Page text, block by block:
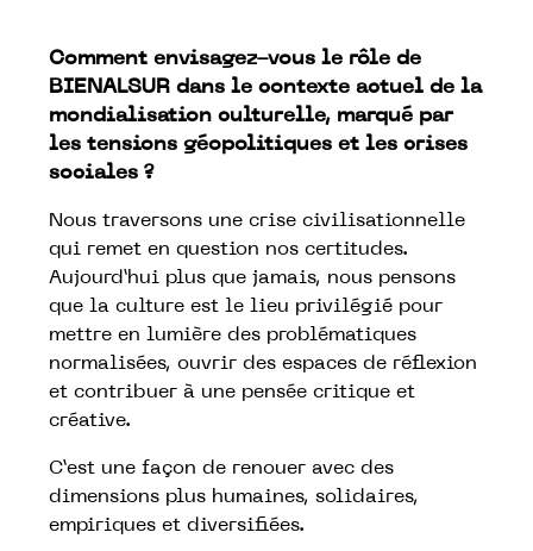
Comment envisagez-vous le rôle de
BIENALSUR dans le contexte actuel de la
mondialisation culturelle, marqué par
les tensions géopolitiques et les crises
sociales ?
Nous traversons une crise civilisationnelle
qui remet en question nos certitudes.
Aujourd’hui plus que jamais, nous pensons
que la culture est le lieu privilégié pour
mettre en lumière des problématiques
normalisées, ouvrir des espaces de réflexion
et contribuer à une pensée critique et
créative.
C’est une façon de renouer avec des
dimensions plus humaines, solidaires,
empiriques et diversifiées.